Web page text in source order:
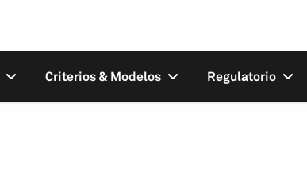
Criterios & Modelos Regulatorio